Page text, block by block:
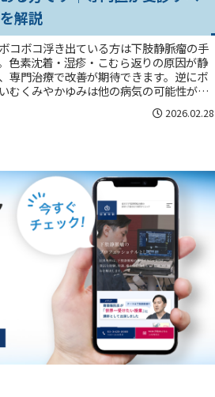
解説
コボコ浮き出ている方は下肢静脈瘤の手
色素沈着・湿疹・こむら返りの原因が静
専門治療で改善が期待できます。逆にボ
むくみやかゆみは他の病気の可能性が高
や皮膚科の受診が適切です。専門医が受
2026.02.28